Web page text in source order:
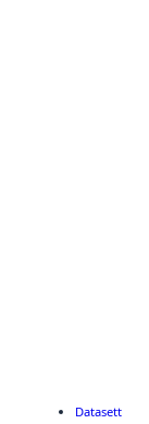
Datasett